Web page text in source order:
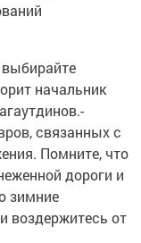
начальник
связанных с
Помните, что
дороги и
зимние
от